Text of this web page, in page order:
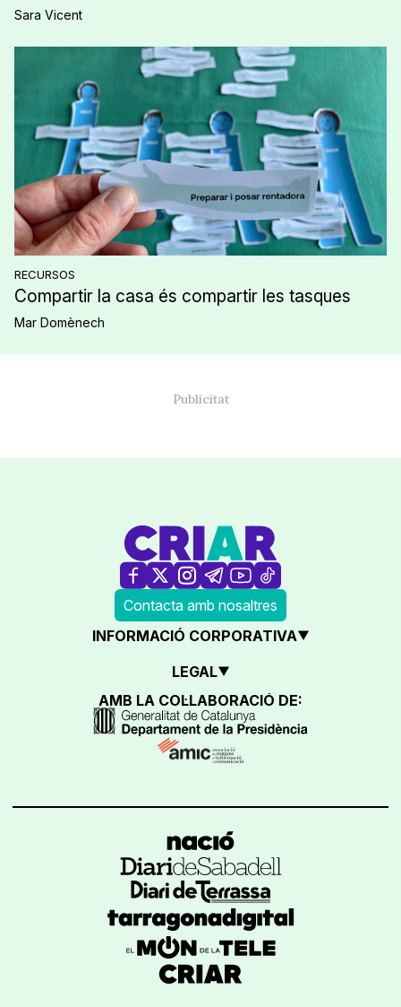
Sara Vicent
RECURSOS
Compartir la casa és compartir les tasques
Mar Domènech
Contacta amb nosaltres
INFORMACIÓ CORPORATIVA
LEGAL
AMB LA COL·LABORACIÓ DE: